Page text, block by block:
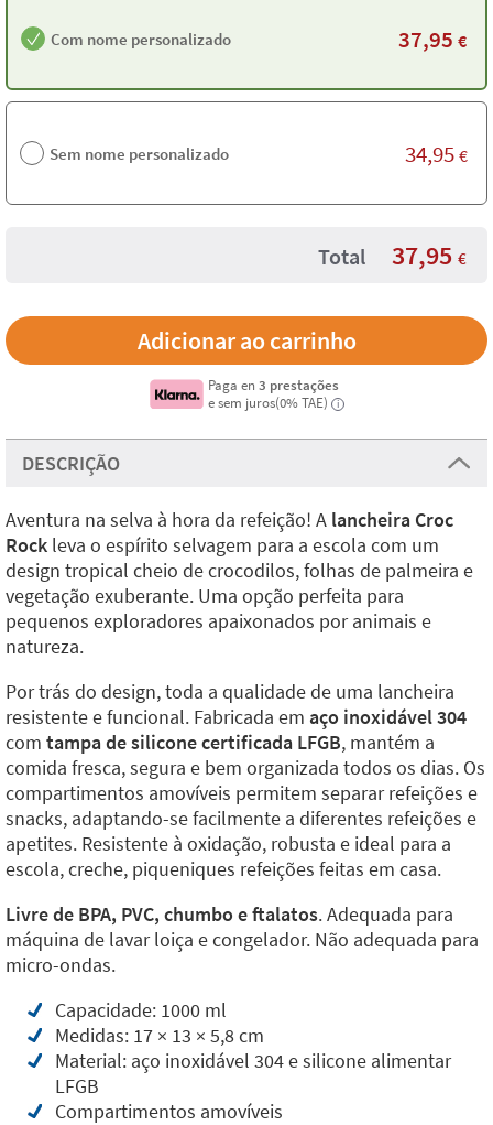
Com nome personalizado 37,95 €
Sem nome personalizado 34,95 €
Total 37,95 €
Paga en3 prestações
e sem juros(0% TAE)
i
DESCRIÇÃO
Aventura na selva à hora da refeição! A lancheira Croc
Rock leva o espírito selvagem para a escola com um
design tropical cheio de crocodilos, folhas de palmeira e
vegetação exuberante. Uma opção perfeita para
pequenos exploradores apaixonados por animais e
natureza.
Por trás do design, toda a qualidade de uma lancheira
resistente e funcional. Fabricada em aço inoxidável 304
com tampa de silicone certificada LFGB, mantém a
comida fresca, segura e bem organizada todos os dias. Os
compartimentos amovíveis permitem separar refeições e
snacks, adaptando-se facilmente a diferentes refeições e
apetites. Resistente à oxidação, robusta e ideal para a
escola, creche, piqueniques refeições feitas em casa.
Livre de BPA, PVC, chumbo e ftalatos. Adequada para
máquina de lavar loiça e congelador. Não adequada para
micro-ondas.
Capacidade: 1000 ml
Medidas: 17 × 13 × 5,8 cm
Material: aço inoxidável 304 e silicone alimentar
LFGB
Compartimentos amovíveis